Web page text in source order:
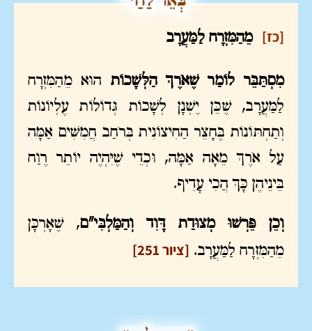
[כז] מֵהַמִּזְרָח לַמַּעֲרָב
מִסְתַּבֵּר לוֹמַר שֶׁאֹרֶךְ הַלְּשָׁכוֹתהוּא מֵהַמִּזְרָח
לַמַּעֲרָב, שֶׁכֵּן יֶשְׁנָן לְשָׁכוֹת גְּדוֹלוֹת עֶלְיוֹנוֹת
וְתַחְתּוֹנוֹת בֶּחָצֵר הַחִיצוֹנִית בְּרֹחַב חֲמִשִּׁים אַמָּה
עַל אֹרֶךְ מֵאָה אַמָּה, וּכְדֵי שֶׁיִּהְיֶה יוֹתֵר רֶוַח
בֵּינֵיהֶן כָּךְ הֲכִי עָדִיף.
וְכֵן פֵּרְשׁוּ מְצוּדַת דָּוִד וְהַמַּלְבִּי"ם, שֶׁאָרְכָּן
מֵהַמִּזְרָח לַמַּעֲרָב. [ציור 251]